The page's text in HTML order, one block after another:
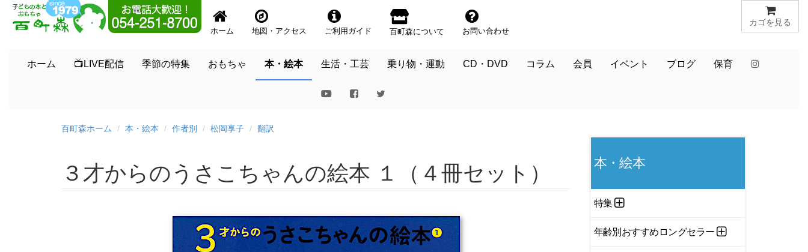
カゴを見る
ホーム 地図・アクセス ご利用ガイド 百町森について お問い合わせ
ホーム 📺LIVE配信 季節の特集 おもちゃ 本・絵本 生活・工芸 乗り物・運動 CD・DVD コラム 会員 イベント ブログ 保育
百町森ホーム 本・絵本 作者別 松岡享子 翻訳
３才からのうさこちゃんの絵本 １（４冊セット） 本・絵本
特集
年齢別おすすめロングセラー